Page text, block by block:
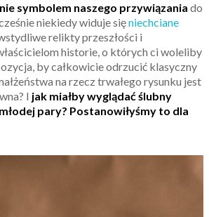
symbolem naszego przywiązania do
niekiedy widuje sięniechciane
relikty przeszłości i
historie, o których ci woleliby
by całkowicie odrzucić klasyczny
na rzecz trwałego rysunku jest
I jak miałby wyglądać ślubny
pary? Postanowiłyśmy to dla